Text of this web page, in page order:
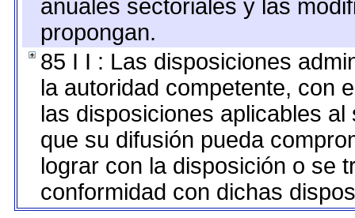
anuales sectoriales y las
propongan.
85 I I : Las disposiciones
la autoridad competente, con
las disposiciones aplicables
que su difusión pueda
lograr con la disposición o se
conformidad con dichas